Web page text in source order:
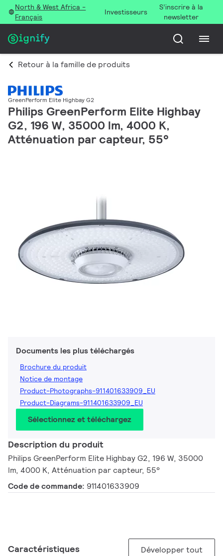
North & West Africa -
Français
Investisseurs
S’inscrire à la
newsletter
Retour à la famille de produits
GreenPerform Elite Highbay G2
Philips GreenPerform Elite Highbay
G2, 196 W, 35000 lm, 4000 K,
Atténuation par capteur, 55°
Documents les plus téléchargés
Brochure du produit
Notice de montage
Product-Photographs-911401633909_EU
Product-Diagrams-911401633909_EU
Sélectionnez et téléchargez
Description du produit
Philips GreenPerform Elite Highbay G2, 196 W, 35000
lm, 4000 K, Atténuation par capteur, 55°
Code de commande: 911401633909
Caractéristiques Développer tout